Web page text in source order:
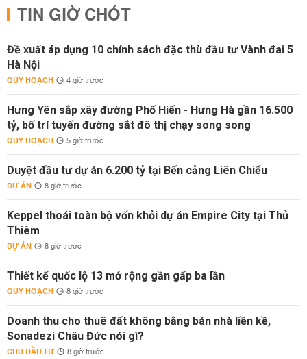
TIN GIỜ CHÓT
Đề xuất áp dụng 10 chính sách đặc thù đầu tư Vành đai 5
Hà Nội
QUY HOẠCH 4 giờ trước
Hưng Yên sắp xây đường Phố Hiến - Hưng Hà gần 16.500
tỷ, bố trí tuyến đường sắt đô thị chạy song song
QUY HOẠCH 5 giờ trước
Duyệt đầu tư dự án 6.200 tỷ tại Bến cảng Liên Chiểu
DỰ ÁN 8 giờ trước
Keppel thoái toàn bộ vốn khỏi dự án Empire City tại Thủ
Thiêm
DỰ ÁN 8 giờ trước
Thiết kế quốc lộ 13 mở rộng gần gấp ba lần
QUY HOẠCH 8 giờ trước
Doanh thu cho thuê đất không bằng bán nhà liền kề,
Sonadezi Châu Đức nói gì?
CHỦ ĐẦU TƯ 8 giờ trước